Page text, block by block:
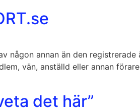
någon annan än den registrerade
vän, anställd eller annan
det här”